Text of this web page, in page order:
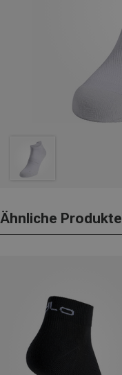
Ähnliche Produkte